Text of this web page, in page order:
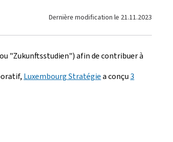
Dernière modification le 21.11.2023
"Zukunftsstudien") afin de contribuer à
Luxembourg Stratégiea conçu3